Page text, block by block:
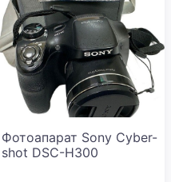
Фотоапарат Sony Cyber-
shot DSC-H300